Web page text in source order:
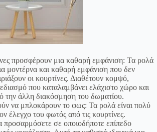
προσφέρουν μια καθαρή εμφάνιση: Τα ρολά
μοντέρνα και καθαρή εμφάνιση που δεν
οι κουρτίνες. Διαθέτουν κομψό,
που καταλαμβάνει ελάχιστο χώρο και
την άλλη διακόσμηση του δωματίου.
να μπλοκάρουν το φως: Τα ρολά είναι πολύ
έλεγχο του φωτός από τις κουρτίνες.
προσαρμόσετε σε οποιοδήποτε επίπεδο